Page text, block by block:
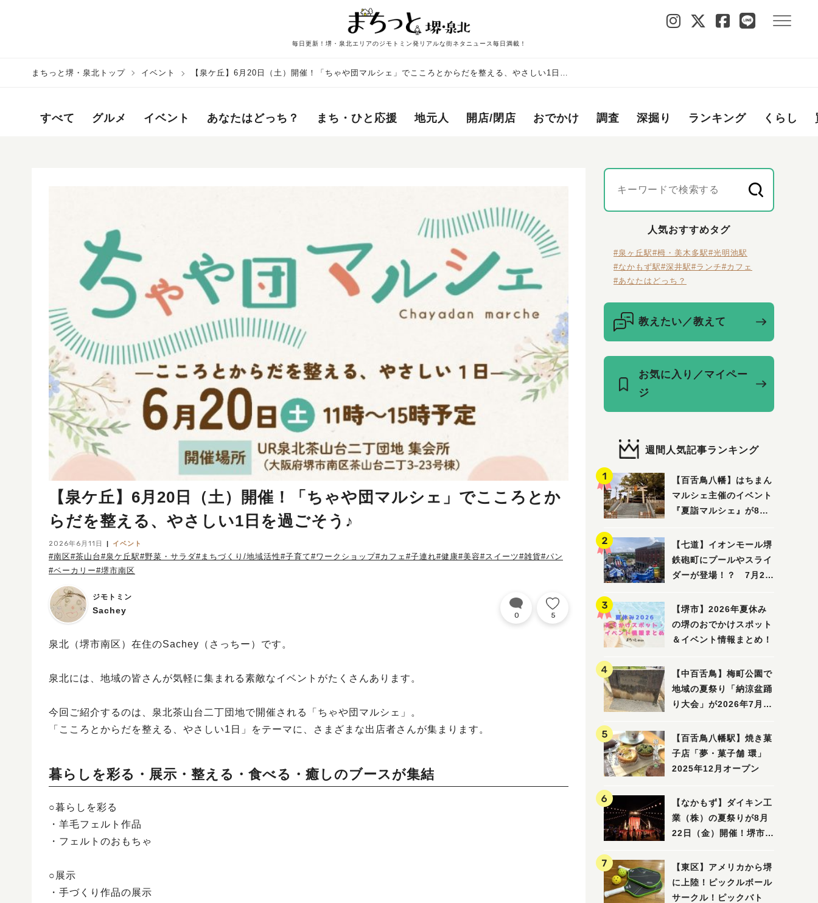
毎日更新！堺・泉北エリアのジモトミン発リアルな街ネタニュース毎日満載！
まちっと堺・泉北トップ イベント
【泉ケ丘】6月20日（土）開催！「ちゃや団マルシェ」でこころとからだを整える、やさしい1日を
すべて グルメ イベント あなたはどっち？ まち・ひと応援 地元人 開店/閉店 おでかけ 調査 深掘り ランキング くらし
【泉ケ丘】6月20日（土）開催！「ちゃや団マルシェ」でこころとか
らだを整える、やさしい1日を過ごそう♪
2026年6月11日 イベント
#南区#茶山台#泉ケ丘駅#野菜・サラダ#まちづくり/地域活性#子育て#ワークショップ#カフェ #子連れ#健康#美容#スイーツ#雑貨#パン
#ベーカリー#堺市南区
ジモトミン
Sachey 0 5
泉北（堺市南区）在住のSachey（さっちー）です。
泉北には、地域の皆さんが気軽に集まれる素敵なイベントがたくさんあります。
今回ご紹介するのは、泉北茶山台二丁団地で開催される「ちゃや団マルシェ」。
「こころとからだを整える、やさしい1日」をテーマに、さまざまな出店者さんが集まります。
暮らしを彩る・展示・整える・食べる・癒しのブースが集結
○暮らしを彩る
・羊毛フェルト作品
・フェルトのおもちゃ
○展示
・手づくり作品の展示
人気おすすめタグ
#泉ヶ丘駅#栂・美木多駅#光明池駅
#なかもず駅#深井駅#ランチ#カフェ
#あなたはどっち？
教えたい／教えて
お気に入り／マイペー
ジ
週間人気記事ランキング
【百舌鳥八幡】はちまん
マルシェ主催のイベント
『夏詣マルシェ』が8月2
【七道】イオンモール堺
鉄砲町にプールやスライ
ダーが登場！？ 7月25
「赤レンガ広場 Kid's
Water PARK 2026」が
開催
【堺市】2026年夏休み
の堺のおでかけスポット
＆イベント情報まとめ！
【中百舌鳥】梅町公園で
地域の夏祭り「納涼盆踊
り大会」が2026年7月26
【百舌鳥八幡駅】焼き菓
子店「夢・菓子舗 環」
2025年12月オープン
【なかもず】ダイキン工
業（株）の夏祭りが8月
22日（金）開催！堺市北
納涼祭
【東区】アメリカから堺
に上陸！ピックルボール
サークル！ピックバト